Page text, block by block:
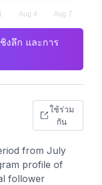
งลึก และการ
ใช้ร่วม
กัน
from July
profile of
follower